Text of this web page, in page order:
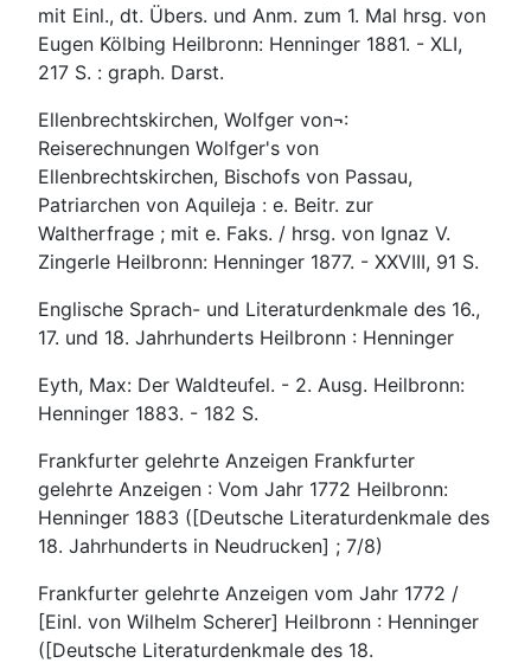
mit Einl., dt. Übers. und Anm. zum 1. Mal hrsg. von
Eugen Kölbing Heilbronn: Henninger 1881. - XLI,
217 S. : graph. Darst.
Ellenbrechtskirchen, Wolfger von¬:
Reiserechnungen Wolfger's von
Ellenbrechtskirchen, Bischofs von Passau,
Patriarchen von Aquileja : e. Beitr. zur
Waltherfrage ; mit e. Faks. / hrsg. von Ignaz V.
Zingerle Heilbronn: Henninger 1877. - XXVIII, 91 S.
Englische Sprach- und Literaturdenkmale des 16.,
17. und 18. Jahrhunderts Heilbronn : Henninger
Eyth, Max: Der Waldteufel. - 2. Ausg. Heilbronn:
Henninger 1883. - 182 S.
Frankfurter gelehrte Anzeigen Frankfurter
gelehrte Anzeigen : Vom Jahr 1772 Heilbronn:
Henninger 1883 ([Deutsche Literaturdenkmale des
18. Jahrhunderts in Neudrucken] ; 7/8)
Frankfurter gelehrte Anzeigen vom Jahr 1772 /
[Einl. von Wilhelm Scherer] Heilbronn : Henninger
([Deutsche Literaturdenkmale des 18.